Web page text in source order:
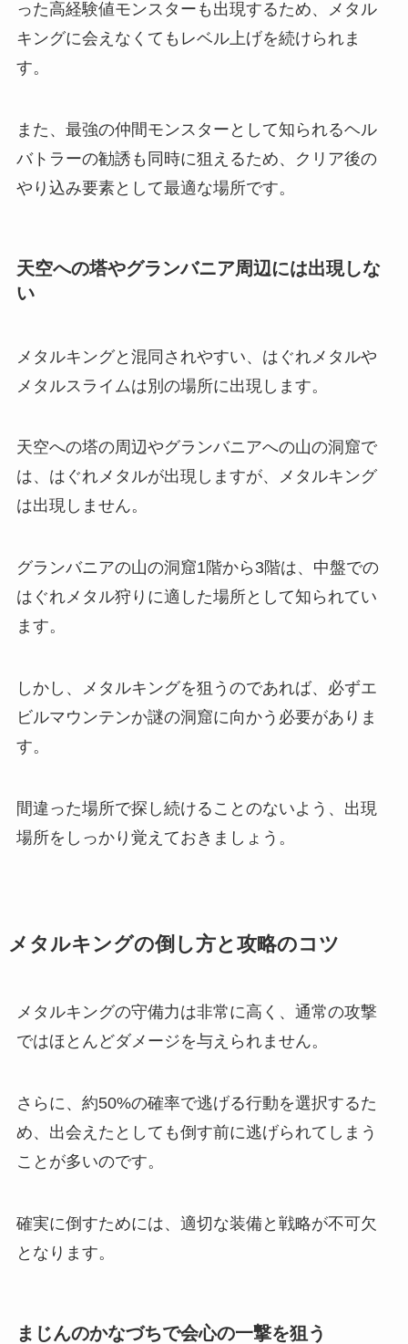
った高経験値モンスターも出現するため、メタル
キングに会えなくてもレベル上げを続けられま
す。
また、最強の仲間モンスターとして知られるヘル
バトラーの勧誘も同時に狙えるため、クリア後の
やり込み要素として最適な場所です。
天空への塔やグランバニア周辺には出現しな
い
メタルキングと混同されやすい、はぐれメタルや
メタルスライムは別の場所に出現します。
天空への塔の周辺やグランバニアへの山の洞窟で
は、はぐれメタルが出現しますが、メタルキング
は出現しません。
グランバニアの山の洞窟1階から3階は、中盤での
はぐれメタル狩りに適した場所として知られてい
ます。
しかし、メタルキングを狙うのであれば、必ずエ
ビルマウンテンか謎の洞窟に向かう必要がありま
す。
間違った場所で探し続けることのないよう、出現
場所をしっかり覚えておきましょう。
メタルキングの倒し方と攻略のコツ
メタルキングの守備力は非常に高く、通常の攻撃
ではほとんどダメージを与えられません。
さらに、約50%の確率で逃げる行動を選択するた
め、出会えたとしても倒す前に逃げられてしまう
ことが多いのです。
確実に倒すためには、適切な装備と戦略が不可欠
となります。
まじんのかなづちで会心の一撃を狙う